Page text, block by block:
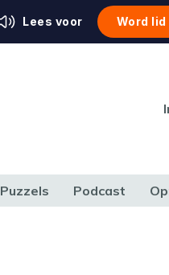
Lees voor Word lid
Puzzels Podcast